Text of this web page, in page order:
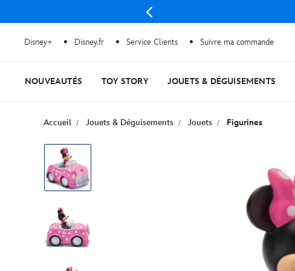
Disney+ Disney.fr Service Clients Suivre ma commande
NOUVEAUTÉS TOY STORY JOUETS & DÉGUISEMENTS
Accueil Jouets & Déguisements Jouets Figurines